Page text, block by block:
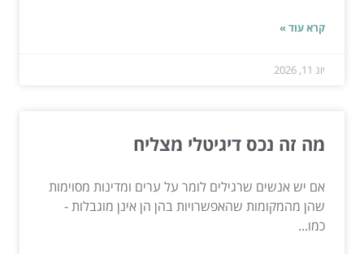
קרא עוד »
יונ 11, 2026
מה זה נכס דיגיטלי מצליח
אם יש אנשים שרגילים לומר על ערים ומדינות מסוימות
שהן מהמקומות שהאפשרויות בהן הן אינן מוגבלות -
כמו...